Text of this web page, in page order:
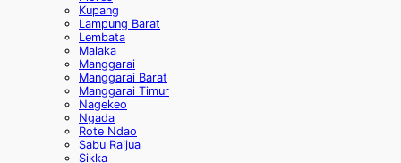
Kupang
Lampung Barat
Lembata
Malaka
Manggarai
Manggarai Barat
Manggarai Timur
Nagekeo
Ngada
Rote Ndao
Sabu Raijua
Sikka